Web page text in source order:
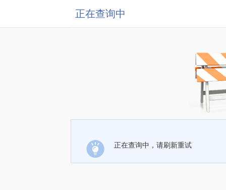
正在查询中
正在查询中，请刷新重试